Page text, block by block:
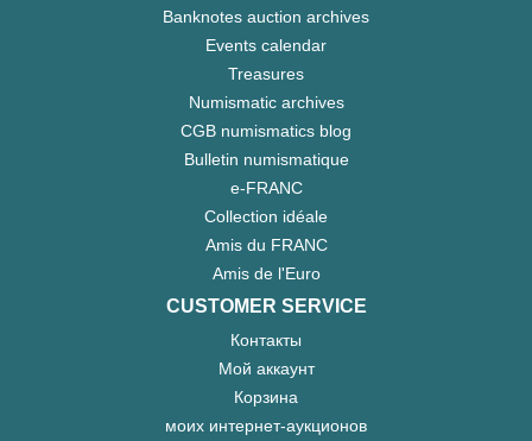
Banknotes auction archives
Events calendar
Treasures
Numismatic archives
CGB numismatics blog
Bulletin numismatique
e-FRANC
Collection idéale
Amis du FRANC
Amis de l'Euro
CUSTOMER SERVICE
Контакты
Мой аккаунт
Корзина
моих интернет-аукционов